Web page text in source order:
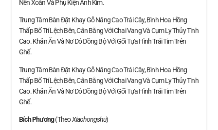
Nến Xoắn Và Phụ Kiện Ánh Kim.
Trung Tâm Bàn Đặt Khay Gỗ Nâng Cao Trái Cây, Bình Hoa Hồng
Thấp Bố Trí Lệch Bên, Cân Bằng Với Chai Vang Và Cụm Ly Thủy Tinh
Cao. Khăn Ăn Và Nơ Đỏ Đồng Bộ Với Gối Tựa Hình Trái Tim Trên
Ghế.
Trung Tâm Bàn Đặt Khay Gỗ Nâng Cao Trái Cây, Bình Hoa Hồng
Thấp Bố Trí Lệch Bên, Cân Bằng Với Chai Vang Và Cụm Ly Thủy Tinh
Cao. Khăn Ăn Và Nơ Đỏ Đồng Bộ Với Gối Tựa Hình Trái Tim Trên
Ghế.
Bích Phương(theoXiaohongshu)